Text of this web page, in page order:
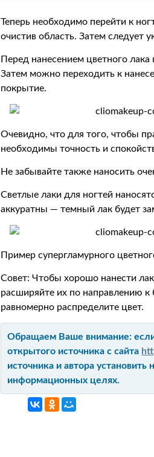
Теперь необходимо перейти к
очистив область. Затем следует
Перед нанесением цветного
Затем можно переходить к
покрытие.
Очевидно, что для того, чтобы
необходимы точность и
Не забывайте также наносить
Светлые лаки для ногтей
аккуратны — темный лак будет
Пример супергламурного
Совет: Чтобы хорошо нанести
расширяйте их по направлению к
равномерно распределите цвет.
Обращаем Ваше внимание: если
открытого источника с сайта
источника и автора
информационных целях.